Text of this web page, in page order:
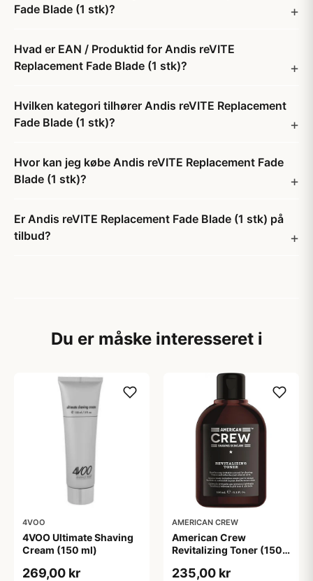
Fade Blade (1 stk)?
Hvad er EAN / Produktid for Andis reVITE
Replacement Fade Blade (1 stk)?
Hvilken kategori tilhører Andis reVITE Replacement
Fade Blade (1 stk)?
Hvor kan jeg købe Andis reVITE Replacement Fade
Blade (1 stk)?
Er Andis reVITE Replacement Fade Blade (1 stk) på
tilbud?
Du er måske interesseret i
4VOO
4VOO Ultimate Shaving
Cream (150 ml)
269,00 kr
AMERICAN CREW
American Crew
Revitalizing Toner (150
235,00 kr